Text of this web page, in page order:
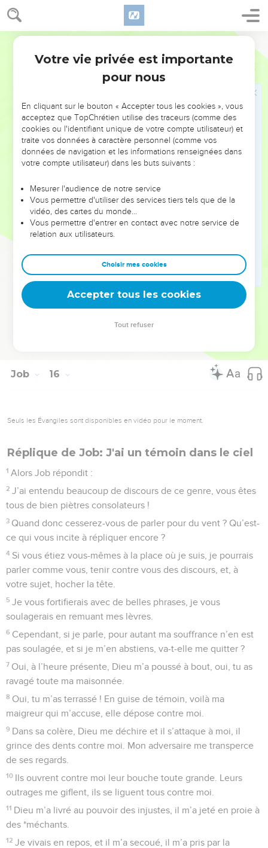
15
27 Son visage est bouffi de graisse, ses flancs lourds
d’embonpoint.
28 Il a pour domicile des villes dévastées, dans des maisons
inhabitées, tombant en ruines.
Il ne pourra pas s’enrichir, sa fortune ne tiendra pas, et sa
Il ne pourra échapper aux ténèbres. La flamme rendra secs
tous ses rameaux, et il sera chassé par le souffle de Dieu.
C’est dans la fausseté qu’il a mis sa confiance. Mais il se
trompe, car il récoltera la fausseté.
Avant que son jour vienne cela s’accomplira, et, jamais, sa
ramure ne reverdira plus.
Il est comme une vigne qui laisserait tomber ses raisins
encore verts, ou comme un olivier perdant ses fleurs.
Car la famille du *méchant ne produira jamais de fruit ; les
flammes.
Car qui conçoit le mal enfante le malheur et ce qui mûrit
dans son sein le trompera lui-même.
La Bible Du Semeur Copyright © 1992, 1999 by Biblica, Inc.® Used by permission.
Job 16
Seuls les Évangiles sont disponibles en vidéo pour le moment.
Réplique de Job: J'ai un témoin dans le ciel
1 Alors Job répondit :
2 J’ai entendu beaucoup de discours de ce genre, vous êtes
tous de bien piètres consolateurs !
3 Quand donc cesserez-vous de parler pour du vent ? Qu’est-
ce qui vous incite à répliquer encore ?
4 Si vous étiez vous-mêmes à la place où je suis, je pourrais
parler comme vous, tenir contre vous des discours, et, à
votre sujet, hocher la tête.
5 Je vous fortifierais avec de belles phrases, je vous
soulagerais en remuant mes lèvres.
6 Cependant, si je parle, pour autant ma souffrance n’en est
pas soulagée, et si je m’en abstiens, va-t-elle me quitter ?
7 Oui, à l’heure présente, Dieu m’a poussé à bout, oui, tu as
ravagé toute ma maisonnée.
8 Oui, tu m’as terrassé ! En guise de témoin, voilà ma
maigreur qui m’accuse, elle dépose contre moi.
9 Dans sa colère, Dieu me déchire et il s’attaque à moi, il
grince des dents contre moi. Mon adversaire me transperce
de ses regards.
10 Ils ouvrent contre moi leur bouche toute grande. Leurs
outrages me giflent, ils se liguent tous contre moi.
11 Dieu m’a livré au pouvoir des injustes, il m’a jeté en proie à
des *méchants.
12 Je vivais en repos, et il m’a secoué, il m’a pris par la
Votre vie privée est importante
pour nous
En cliquant sur le bouton « Accepter tous les cookies », vous
acceptez que TopChrétien utilise des traceurs (comme des
cookies ou l'identifiant unique de votre compte utilisateur) et
traite vos données à caractère personnel (comme vos
données de navigation et les informations renseignées dans
votre compte utilisateur) dans les buts suivants :
Mesurer l'audience de notre service
Vous permettre d'utiliser des services tiers tels que de la
vidéo, des cartes du monde…
Vous permettre d'entrer en contact avec notre service de
relation aux utilisateurs.
Choisir mes cookies
Accepter tous les cookies
Tout refuser